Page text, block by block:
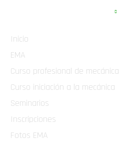
Inicio
EMA
Curso profesional de mecánica
Curso iniciación a la mecánica
Seminarios
Inscripciones
Fotos EMA